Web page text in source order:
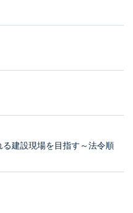
る建設現場を目指す～法令順